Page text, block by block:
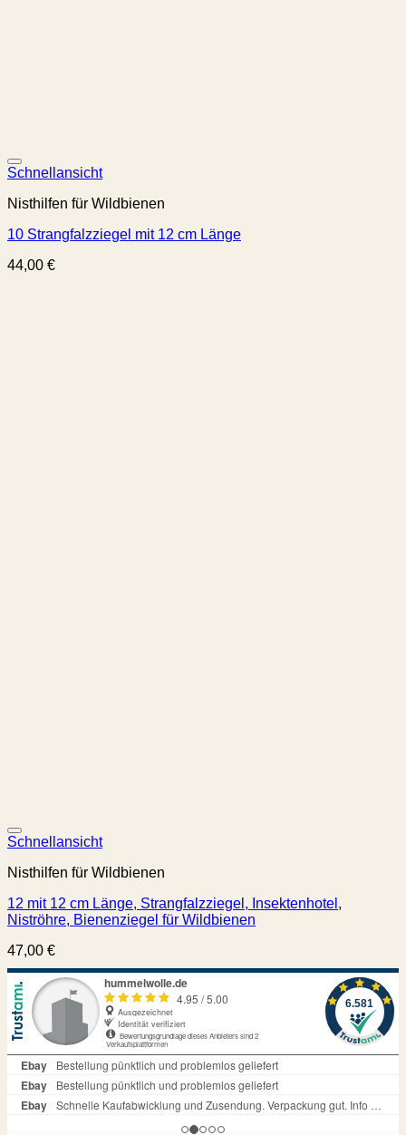
Schnellansicht
Nisthilfen für Wildbienen
10 Strangfalzziegel mit 12 cm Länge
44,00 €
Schnellansicht
Nisthilfen für Wildbienen
12 mit 12 cm Länge, Strangfalzziegel, Insektenhotel,
Niströhre, Bienenziegel für Wildbienen
47,00 €